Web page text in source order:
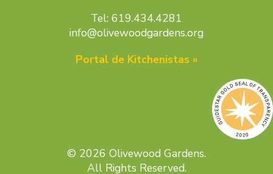
Tel: 619.434.4281
info@olivewoodgardens.org
Portal de Kitchenistas »
© 2026 Olivewood Gardens.
All Rights Reserved.